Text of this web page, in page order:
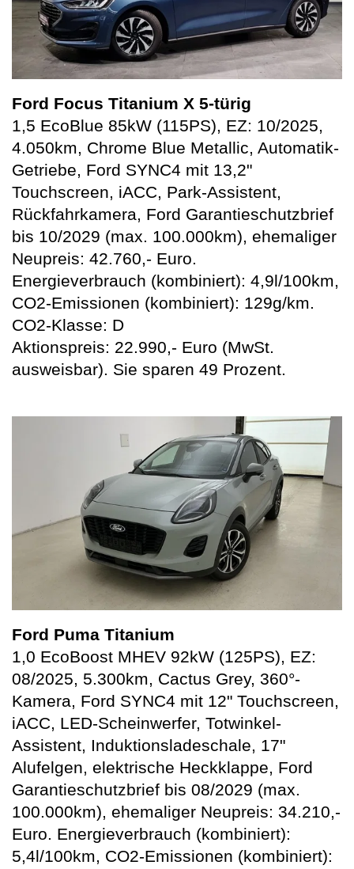
Ford Focus Titanium X 5-türig
1,5 EcoBlue 85kW (115PS), EZ: 10/2025,
4.050km, Chrome Blue Metallic, Automatik-
Getriebe, Ford SYNC4 mit 13,2"
Touchscreen, iACC, Park-Assistent,
Rückfahrkamera, Ford Garantieschutzbrief
bis 10/2029 (max. 100.000km), ehemaliger
Neupreis: 42.760,- Euro.
Energieverbrauch (kombiniert): 4,9l/100km,
CO2-Emissionen (kombiniert): 129g/km.
CO2-Klasse: D
Aktionspreis: 22.990,- Euro (MwSt.
ausweisbar). Sie sparen 49 Prozent.
Ford Puma Titanium
1,0 EcoBoost MHEV 92kW (125PS), EZ:
08/2025, 5.300km, Cactus Grey, 360°-
Kamera, Ford SYNC4 mit 12" Touchscreen,
iACC, LED-Scheinwerfer, Totwinkel-
Assistent, Induktionsladeschale, 17"
Alufelgen, elektrische Heckklappe, Ford
Garantieschutzbrief bis 08/2029 (max.
100.000km), ehemaliger Neupreis: 34.210,-
Euro. Energieverbrauch (kombiniert):
5,4l/100km, CO2-Emissionen (kombiniert):